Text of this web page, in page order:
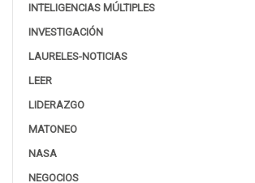
INTELIGENCIAS MÚLTIPLES
INVESTIGACIÓN
LAURELES-NOTICIAS
LEER
LIDERAZGO
MATONEO
NASA
NEGOCIOS